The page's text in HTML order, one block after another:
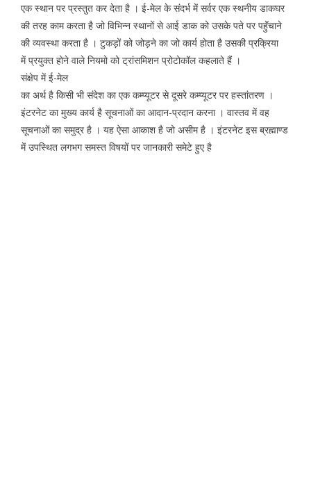
एक स्थान पर प्रस्तुत कर देता है । ई-मेल के संदर्भ में सर्वर एक स्थनीय डाकघर
की तरह काम करता है जो विभिन्न स्थानों से आई डाक को उसके पते पर पहुॅंचाने
की व्यवस्था करता है । टुकड़ों को जोड़ने का जो कार्य होता है उसकी प्रक्रिया
में प्रयुक्त होने वाले नियमो को ट्रांसमिशन प्रोटोकॉल कहलाते हैं ।
संक्षेप में ई-मेल
का अर्थ है किसी भी संदेश का एक कम्प्यूटर से दूसरे कम्प्यूटर पर हस्तांतरण ।
इंटरनेट का मुख्य कार्य है सूचनाओं का आदान-प्रदान करना । वास्तव में वह
सूचनाओं का समुद्र है । यह ऐसा आकाश है जो असीम है । इंटरनेट इस ब्रह्माण्ड
में उपस्थित लगभग समस्त विषयों पर जानकारी समेटे हुए है